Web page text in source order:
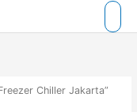
Chiller Jakarta”